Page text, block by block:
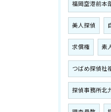
福岡空港前本
美人探偵
求償権 素
つばめ探偵社
探偵事務所北